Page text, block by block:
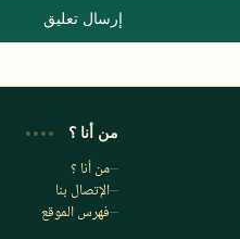
إرسال تعليق
من أنا ؟
من أنا ؟
الإتصال بنا
فهرس الموقع